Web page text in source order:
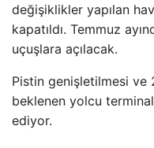
değişiklikler yapılan
kapatıldı. Temmuz
uçuşlara açılacak.
Pistin genişletilmesi ve
beklenen yolcu
ediyor.